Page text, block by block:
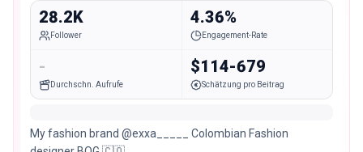
28.2K
Follower
4.36%
Engagement-Rate
-
Durchschn. Aufrufe
$114-679
Schätzung pro Beitrag
My fashion brand @exxa_____ Colombian Fashion